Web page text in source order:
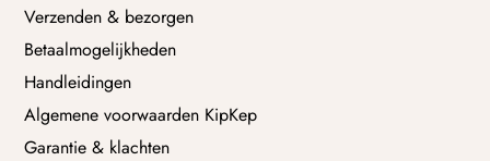
Verzenden & bezorgen
Betaalmogelijkheden
Handleidingen
Algemene voorwaarden KipKep
Garantie & klachten